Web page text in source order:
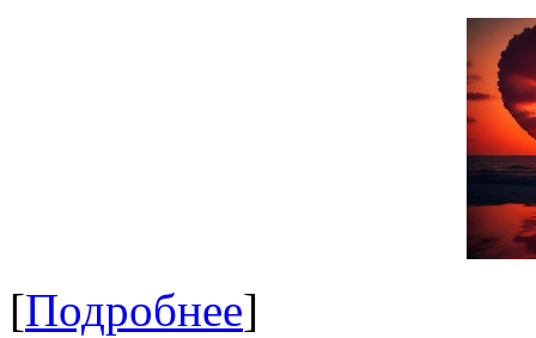
[Подробнее]